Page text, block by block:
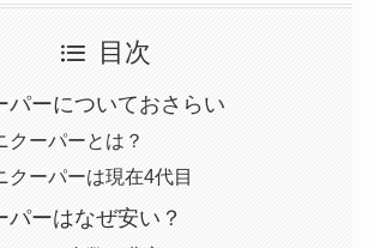
目次
パーについておさらい
クーパーとは？
クーパーは現在4代目
パーはなぜ安い？